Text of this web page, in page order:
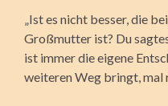
„Ist es nicht besser, die
Großmutter ist? Du
ist immer die eigene
weiteren Weg bringt, mal